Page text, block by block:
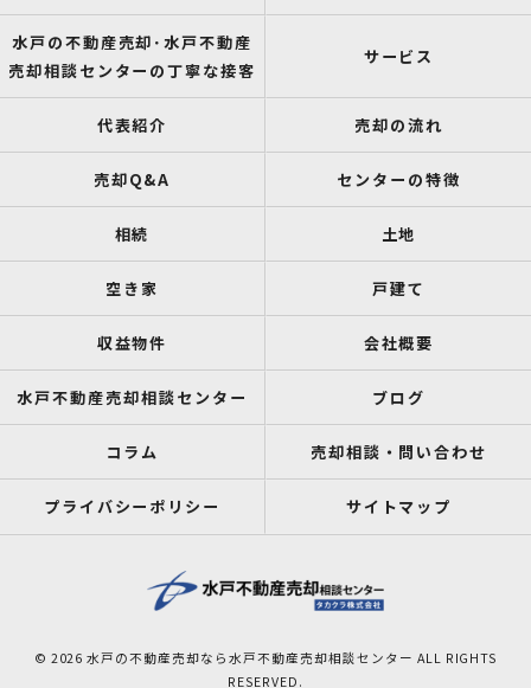
水戸の不動産売却･水戸不動産
売却相談センターの丁寧な接客
サービス
代表紹介 売却の流れ
売却Q&A センターの特徴
相続 土地
空き家 戸建て
収益物件 会社概要
水戸不動産売却相談センター ブログ
コラム 売却相談・問い合わせ
プライバシーポリシー サイトマップ
© 2026 水戸の不動産売却なら水戸不動産売却相談センター ALL RIGHTS
RESERVED.